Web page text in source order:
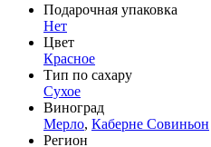
Подарочная упаковка
Нет
Цвет
Красное
Тип по сахару
Сухое
Виноград
Мерло, Каберне Совиньон
Регион